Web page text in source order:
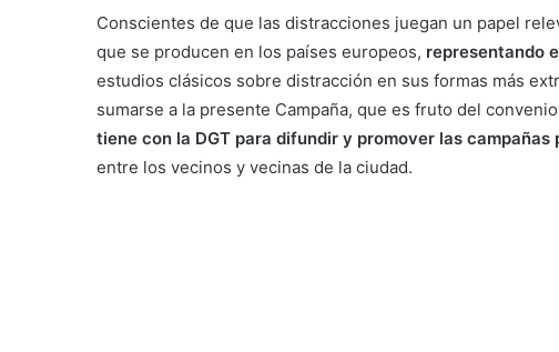
Conscientes de que las distracciones juegan un papel
que se producen en los países europeos, representando
estudios clásicos sobre distracción en sus formas más
sumarse a la presente Campaña, que es fruto del
tiene con la DGT para difundir y promover las
entre los vecinos y vecinas de la ciudad.